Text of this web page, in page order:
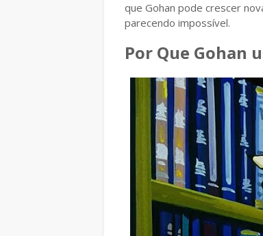
que Gohan pode crescer
parecendo impossível.
Por Que Gohan